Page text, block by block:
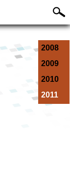
2008
2009
2010
2011